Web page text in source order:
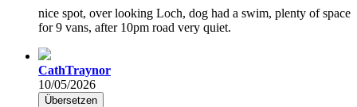
nice spot, over looking Loch, dog had a swim, plenty of space
for 9 vans, after 10pm road very quiet.
CathTraynor
10/05/2026
Übersetzen